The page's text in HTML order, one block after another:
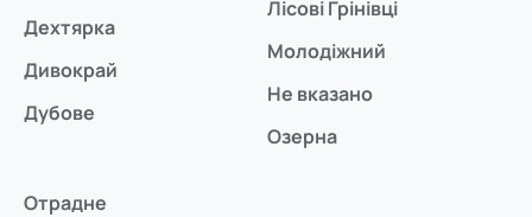
Дехтярка
Дивокрай
Дубове
Лісові Грінівці
Молодіжний
Не вказано
Озерна
Отрадне